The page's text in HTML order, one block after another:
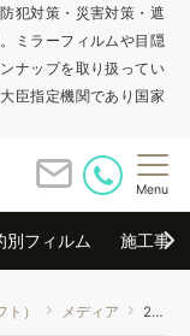
犯対策・災害対策・遮
ミラーフィルムや目隠
ナップを取り扱ってい
臣指定機関であり国家
Menu
別フィルム 施工事例
） メディア 20201211094955